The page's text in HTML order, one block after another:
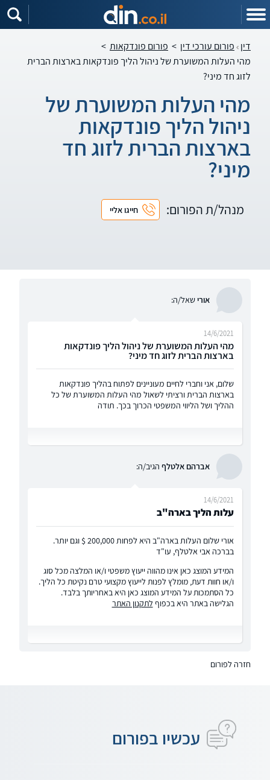
דין פורום עורכי דין > פורום פונדקאות >
מהי העלות המשוערת של ניהול הליך פונדקאות בארצות הברית
לזוג חד מיני?
מהי העלות המשוערת של
ניהול הליך פונדקאות
בארצות הברית לזוג חד
מיני?
מנהל/ת הפורום: חייגו אליי
אורישאל/ה:
מהי העלות המשוערת של ניהול הליך פונדקאות
בארצות הברית לזוג חד מיני?
14/6/2021
שלום, אני וחברי לחיים מעוניינים לפתוח בהליך פונדקאות
בארצות הברית ורציתי לשאול מהי העלות המשוערת של כל
ההליך ושל הליווי המשפטי הכרוך בכך. תודה
אברהם אלטלף הגיב/ה:
עלות הליך בארה"ב
14/6/2021
אורי שלום העלות בארה"ב היא לפחות 200,000 $ וגם יותר.
בברכה אבי אלטלף, עו"ד
המידע המוצג כאן אינו מהווה ייעוץ משפטי ו/או המלצה מכל סוג
ו/או חוות דעת, מומלץ לפנות לייעוץ מקצועי טרם נקיטת כל הליך.
כל הסתמכות על המידע המוצג כאן היא באחריותך בלבד.
הגלישה באתר היא בכפוף לתקנון האתר
חזרה לפורום
עכשיו בפורום